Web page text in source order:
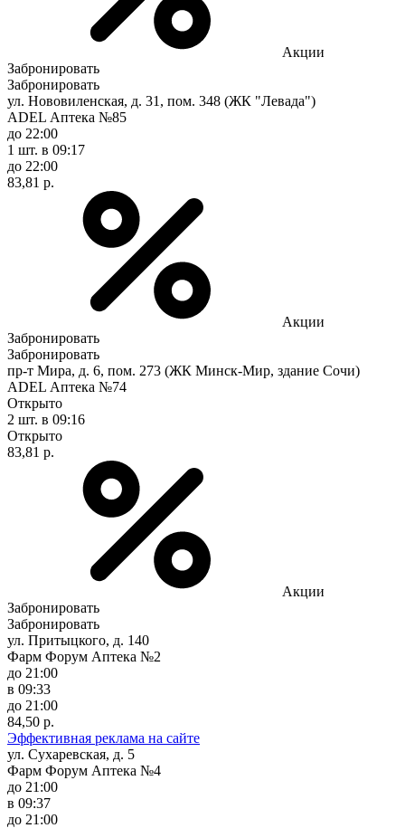
Акции
Забронировать
Забронировать
ул. Нововиленская, д. 31, пом. 348 (ЖК "Левада")
ADEL Аптека №85
до 22:00
1 шт. в 09:17
до 22:00
83,81 р.
Акции
Забронировать
Забронировать
пр-т Мира, д. 6, пом. 273 (ЖК Минск-Мир, здание Сочи)
ADEL Аптека №74
Открыто
2 шт. в 09:16
Открыто
83,81 р.
Акции
Забронировать
Забронировать
ул. Притыцкого, д. 140
Фарм Форум Аптека №2
до 21:00
в 09:33
до 21:00
84,50 р.
Эффективная реклама на сайте
ул. Сухаревская, д. 5
Фарм Форум Аптека №4
до 21:00
в 09:37
до 21:00